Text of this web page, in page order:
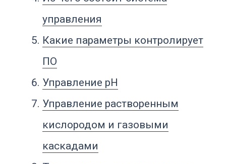
Архив параметров, журнал
событий и целостность данных
ПО для лабораторного,
биореактора
Интеграция с оборудованием
участка
Как выбрать ПО для биореактора
Что указать в техническом
задании